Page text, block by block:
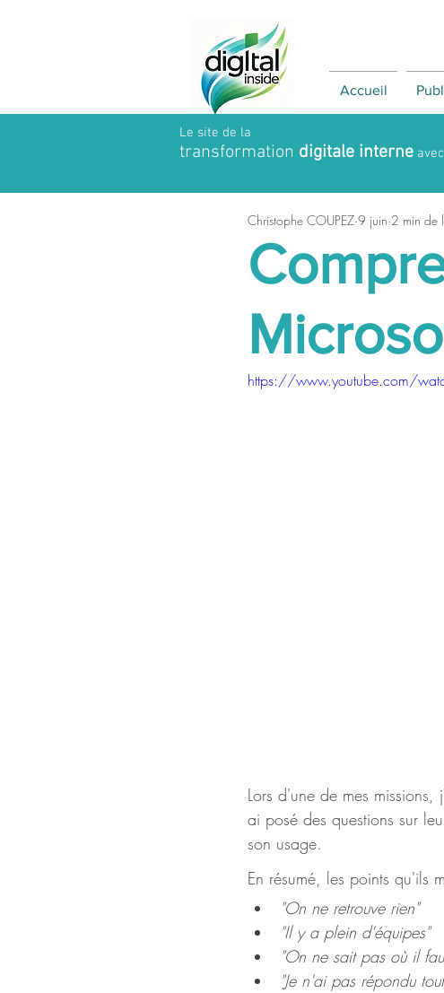
Accueil
Le site de la
transformation digitale interne avec
Christophe COUPEZ 9 juin 2 min de
https://www.youtube.com/
Lors d'une de mes
ai posé des questions sur
son usage.
En résumé, les points qu'ils
"On ne retrouve rien"
"Il y a plein d'équipes"
"On ne sait pas où il
"Je n'ai pas répondu